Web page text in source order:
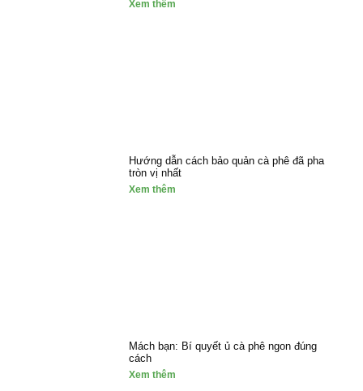
Xem thêm
Hướng dẫn cách bảo quản cà phê đã pha
tròn vị nhất
Xem thêm
Mách bạn: Bí quyết ủ cà phê ngon đúng
cách
Xem thêm